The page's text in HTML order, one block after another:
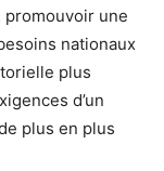
une
nationaux
plus
d’un
plus en plus